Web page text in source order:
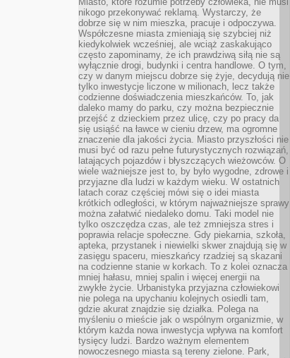
nikogo przekonywać reklamą. Wystarczy, że
dobrze się w nim mieszka, pracuje i odpoczywa.
Współczesne miasta zmieniają się szybciej niż
kiedykolwiek wcześniej, ale wciąż zaskakująco
często zapominamy, że ich prawdziwą siłą nie są
wyłącznie drogi, budynki i centra handlowe. O tym,
czy w danym miejscu dobrze się żyje, decydują nie
tylko inwestycje liczone w milionach, lecz także
codzienne doświadczenia mieszkańców. To, jak
daleko mamy do parku, czy można bezpiecznie
przejść z dzieckiem przez ulicę, czy po pracy da
się usiąść na ławce w cieniu drzew, ma ogromne
znaczenie dla jakości życia. Miasto przyszłości nie
musi być od razu pełne futurystycznych rozwiązań,
latających pojazdów i błyszczących wieżowców. O
wiele ważniejsze jest to, by było wygodne, zdrowe i
przyjazne dla ludzi w każdym wieku. W ostatnich
latach coraz częściej mówi się o idei miasta
krótkich odległości, w którym najważniejsze sprawy
można załatwić niedaleko domu. Taki model nie
tylko oszczędza czas, ale też zmniejsza stres i
poprawia relacje społeczne. Gdy piekarnia, szkoła,
apteka, przystanek i niewielki skwer znajdują się w
zasięgu spaceru, mieszkańcy rzadziej są skazani
na codzienne stanie w korkach. To z kolei oznacza
mniej hałasu, mniej spalin i więcej energii na
zwykłe życie. Urbanistyka przyjazna człowiekowi
nie polega na upychaniu kolejnych osiedli tam,
gdzie akurat znajdzie się działka. Polega na
myśleniu o mieście jak o wspólnym organizmie, w
którym każda nowa inwestycja wpływa na komfort
tysięcy ludzi. Bardzo ważnym elementem
nowoczesnego miasta są tereny zielone. Park,